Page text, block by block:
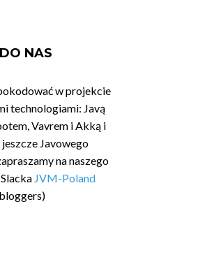
NAS
w projekcie
technologiami: Javą
Vavrem i Akką i
Javowego
na naszego
JVM-Poland